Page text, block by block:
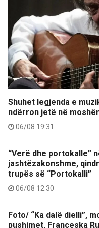
Shuhet legjenda e
ndërron jetë në
06/08 19:31
“Verë dhe portokalle”
jashtëzakonshme,
trupës së “Portokalli”
06/08 12:30
Foto/ “Ka dalë dielli”,
pushimet, Françeska